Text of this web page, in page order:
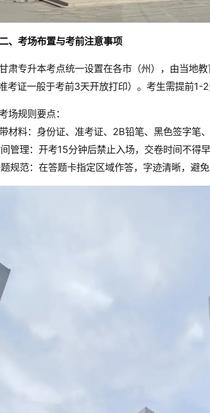
、考场布置与考前注意事项
肃专升本考点统一设置在各市（州），由当地
考证一般于考前3天开放打印）。考生需提前1-
场规则要点：
材料：身份证、准考证、2B铅笔、黑色签字笔
管理：开考15分钟后禁止入场，交卷时间不得
规范：在答题卡指定区域作答，字迹清晰，避免